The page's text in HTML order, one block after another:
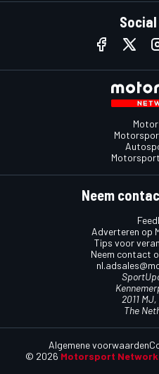
Neem
Adverteren op
Tips voor
Neem contact
2011
The
© 2026 Motorsport Network
Algemene voorwaarden